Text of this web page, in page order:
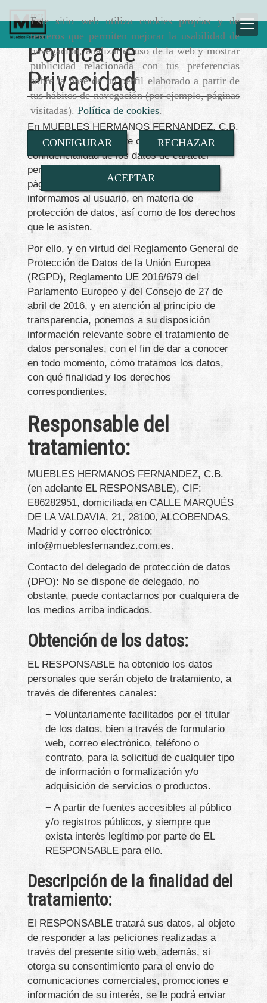
Este sitio web utiliza cookies propias y de
terceros que permiten mejorar la usabilidad de
navegación, analizar el uso de la web y mostrar
publicidad relacionada con tus preferencias
sobre la base de un perfil elaborado a partir de
tus hábitos de navegación (por ejemplo, páginas
visitadas). Política de cookies.
CONFIGURAR RECHAZAR
ACEPTAR
Política de
Privacidad
En MUEBLES HERMANOS FERNANDEZ, C.B.
estamos especialmente concienciados por la
confidencialidad de los datos de carácter
personal que se nos facilitan a través de la
página web, y mediante esta política,
informamos al usuario, en materia de
protección de datos, así como de los derechos
que le asisten.
Por ello, y en virtud del Reglamento General de
Protección de Datos de la Unión Europea
(RGPD), Reglamento UE 2016/679 del
Parlamento Europeo y del Consejo de 27 de
abril de 2016, y en atención al principio de
transparencia, ponemos a su disposición
información relevante sobre el tratamiento de
datos personales, con el fin de dar a conocer
en todo momento, cómo tratamos los datos,
con qué finalidad y los derechos
correspondientes.
Responsable del
tratamiento:
MUEBLES HERMANOS FERNANDEZ, C.B.
(en adelante EL RESPONSABLE), CIF:
E86282951, domiciliada en CALLE MARQUÉS
DE LA VALDAVIA, 21, 28100, ALCOBENDAS,
Madrid y correo electrónico:
info@mueblesfernandez.com.es.
Contacto del delegado de protección de datos
(DPO): No se dispone de delegado, no
obstante, puede contactarnos por cualquiera de
los medios arriba indicados.
Obtención de los datos:
EL RESPONSABLE ha obtenido los datos
personales que serán objeto de tratamiento, a
través de diferentes canales:
− Voluntariamente facilitados por el titular
de los datos, bien a través de formulario
web, correo electrónico, teléfono o
contrato, para la solicitud de cualquier tipo
de información o formalización y/o
adquisición de servicios o productos.
− A partir de fuentes accesibles al público
y/o registros públicos, y siempre que
exista interés legítimo por parte de EL
RESPONSABLE para ello.
Descripción de la finalidad del
tratamiento:
El RESPONSABLE tratará sus datos, al objeto
de responder a las peticiones realizadas a
través del presente sitio web, además, si
otorga su consentimiento para el envío de
comunicaciones comerciales, promociones e
información de su interés, se le podrá enviar